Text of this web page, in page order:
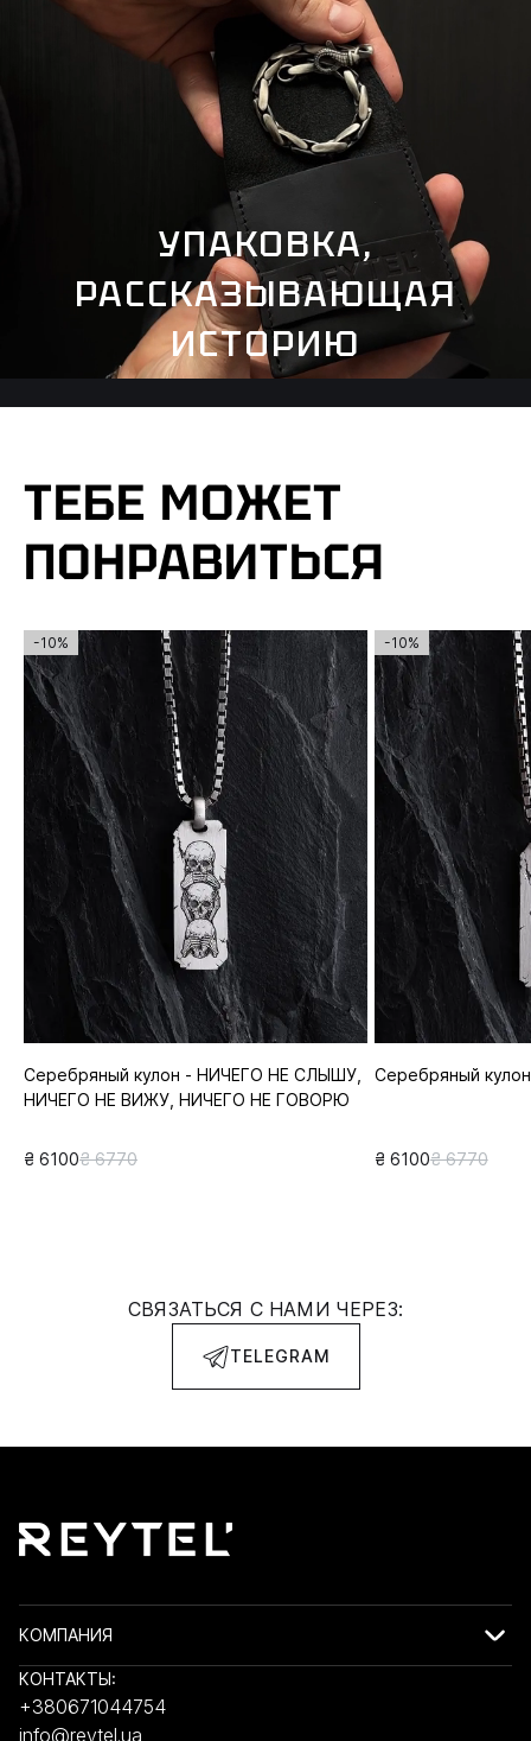
УПАКОВКА,
РАССКАЗЫВАЮЩАЯ
ИСТОРИЮ
ТЕБЕ МОЖЕТ
ПОНРАВИТЬСЯ
-10%
Серебряный кулон - НИЧЕГО НЕ СЛЫШУ,
НИЧЕГО НЕ ВИЖУ, НИЧЕГО НЕ ГОВОРЮ
₴ 6100₴ 6770
-10%
Серебряный кулон
₴ 6100₴ 6770
СВЯЗАТЬСЯ С НАМИ ЧЕРЕЗ:
TELEGRAM
КОМПАНИЯ
КОНТАКТЫ:
+380671044754
info@reytel.ua